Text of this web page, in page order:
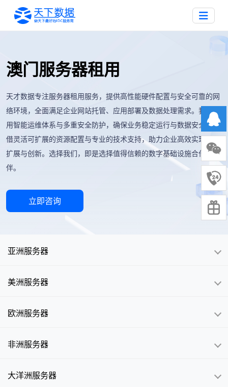
澳门服务器租用
天才数据专注服务器租用服务，提供高性能硬件配置与安全可靠的网
络环境，全面满足企业网站托管、应用部署及数据处理需求。我们采
用智能运维体系与多重安全防护，确保业务稳定运行与数据安全。凭
借灵活可扩展的资源配置与专业的技术支持，助力企业高效实现业务
扩展与创新。选择我们，即是选择值得信赖的数字基础设施合作伙
伴。
立即咨询
亚洲服务器
美洲服务器
欧洲服务器
非洲服务器
大洋洲服务器